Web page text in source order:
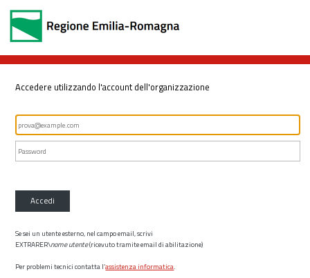
Accedere utilizzando l'account dell'organizzazione
Accedi
Se sei un utente esterno, nel campo email, scrivi
EXTRARER\nome utente(ricevuto tramite email di abilitazione)
Per problemi tecnici contatta l’assistenza informatica.